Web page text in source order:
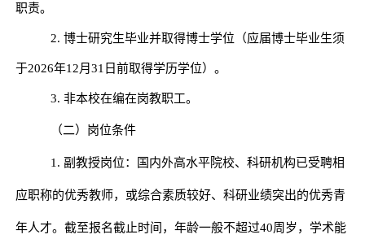
职责。
2. 博士研究生毕业并取得博士学位（应届博士毕业生须
于2026年12月31 日前取得学历学位）。
3. 非本校在编在岗教职工。
（二）岗位条件
1. 副教授岗位： 国内外高水平院校、科研机构已受聘相
应职称的优秀教师，或综合素质较好、科研业绩突出的优秀青
年人才。 截至报名截止时间，年龄一般不超过40周岁，学术能